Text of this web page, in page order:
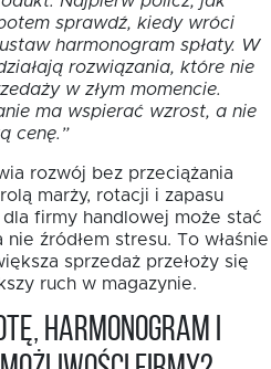
sprawdź, kiedy wróci
harmonogram spłaty. W
rozwiązania, które nie
w złym momencie.
ma wspierać wzrost, a nie
cenę.”
rozwój bez przeciążania
marży, rotacji i zapasu
firmy handlowej może stać
źródłem stresu. To właśnie
sprzedaż przełoży się
ruch w magazynie.
harmonogram i